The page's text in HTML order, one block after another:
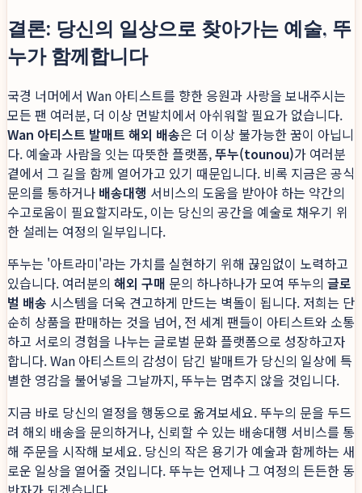
결론: 당신의 일상으로 찾아가는 예술, 뚜
누가 함께합니다
국경 너머에서 Wan 아티스트를 향한 응원과 사랑을 보내주시는
모든 팬 여러분, 더 이상 먼발치에서 아쉬워할 필요가 없습니다.
Wan 아티스트 발매트 해외 배송은 더 이상 불가능한 꿈이 아닙니
다. 예술과 사람을 잇는 따뜻한 플랫폼,뚜누(tounou)가 여러분
곁에서 그 길을 함께 열어가고 있기 때문입니다. 비록 지금은 공식
문의를 통하거나 배송대행 서비스의 도움을 받아야 하는 약간의
수고로움이 필요할지라도, 이는 당신의 공간을 예술로 채우기 위
한 설레는 여정의 일부입니다.
뚜누는 '아트라미'라는 가치를 실현하기 위해 끊임없이 노력하고
있습니다. 여러분의 해외 구매 문의 하나하나가 모여 뚜누의 글로
벌 배송 시스템을 더욱 견고하게 만드는 벽돌이 됩니다. 저희는 단
순히 상품을 판매하는 것을 넘어, 전 세계 팬들이 아티스트와 소통
하고 서로의 경험을 나누는 글로벌 문화 플랫폼으로 성장하고자
합니다. Wan 아티스트의 감성이 담긴 발매트가 당신의 일상에 특
별한 영감을 불어넣을 그날까지, 뚜누는 멈추지 않을 것입니다.
지금 바로 당신의 열정을 행동으로 옮겨보세요. 뚜누의 문을 두드
려 해외 배송을 문의하거나, 신뢰할 수 있는 배송대행 서비스를 통
해 주문을 시작해 보세요. 당신의 작은 용기가 예술과 함께하는 새
로운 일상을 열어줄 것입니다. 뚜누는 언제나 그 여정의 든든한 동